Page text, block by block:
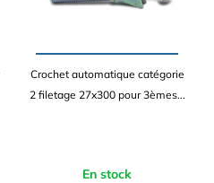
Crochet automatique catégorie
2 filetage 27x300 pour 3èmes...
En stock